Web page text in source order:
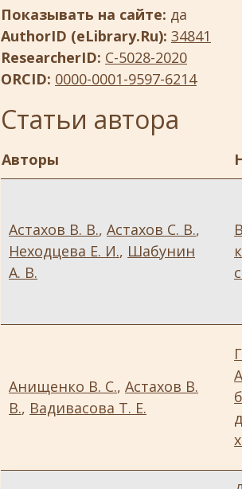
Показывать на сайте: да
AuthorID (eLibrary.Ru): 34841
ResearcherID: C-5028-2020
ORCID: 0000-0001-9597-6214
Статьи автора
Авторы
Астахов В. В., Астахов С. В.,
Неходцева Е. И., Шабунин
А. В.
Анищенко В. С., Астахов В.
В., Вадивасова Т. Е.